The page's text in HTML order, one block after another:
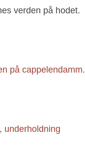
verden på hodet.
på
underholdning